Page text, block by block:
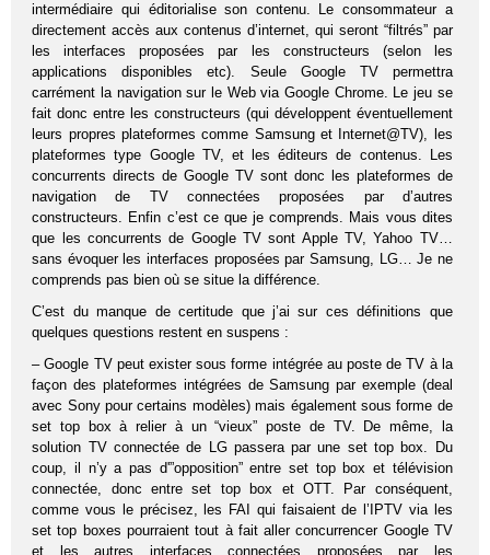
intermédiaire qui éditorialise son contenu. Le consommateur a
directement accès aux contenus d’internet, qui seront “filtrés” par
les interfaces proposées par les constructeurs (selon les
applications disponibles etc). Seule Google TV permettra
carrément la navigation sur le Web via Google Chrome. Le jeu se
fait donc entre les constructeurs (qui développent éventuellement
leurs propres plateformes comme Samsung et Internet@TV), les
plateformes type Google TV, et les éditeurs de contenus. Les
concurrents directs de Google TV sont donc les plateformes de
navigation de TV connectées proposées par d’autres
constructeurs. Enfin c’est ce que je comprends. Mais vous dites
que les concurrents de Google TV sont Apple TV, Yahoo TV…
sans évoquer les interfaces proposées par Samsung, LG… Je ne
comprends pas bien où se situe la différence.
C’est du manque de certitude que j’ai sur ces définitions que
quelques questions restent en suspens :
– Google TV peut exister sous forme intégrée au poste de TV à la
façon des plateformes intégrées de Samsung par exemple (deal
avec Sony pour certains modèles) mais également sous forme de
set top box à relier à un “vieux” poste de TV. De même, la
solution TV connectée de LG passera par une set top box. Du
coup, il n’y a pas d'”opposition” entre set top box et télévision
connectée, donc entre set top box et OTT. Par conséquent,
comme vous le précisez, les FAI qui faisaient de l’IPTV via les
set top boxes pourraient tout à fait aller concurrencer Google TV
et les autres interfaces connectées proposées par les